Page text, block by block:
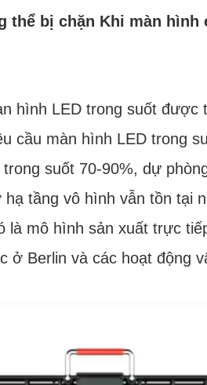
thể bị chặn Khi màn
hình LED trong suốt
cầu màn hình LED trong
suốt 70-90%, dự
tầng vô hình vẫn tồn tại
là mô hình sản xuất trực
ở Berlin và các hoạt động